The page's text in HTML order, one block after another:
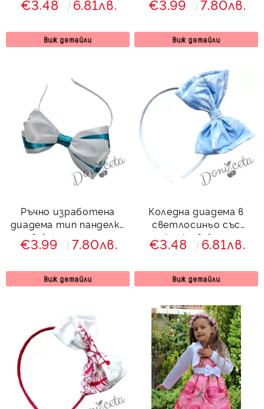
€3.48 6.81лв.
Виж детайли
Снежина
€3.99 7.80лв.
Виж детайли
Ръчно изработена
диадема тип панделка
в бяло и синьо
€3.99 7.80лв.
Виж детайли
Коледна диадема в
светлосиньо със
снежинки в бяло от
колекция Светлосияна
€3.48 6.81лв.
Виж детайли